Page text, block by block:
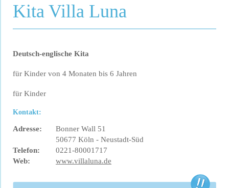
Kita Villa Luna
Deutsch-englische Kita
für Kinder von 4 Monaten bis 6 Jahren
für Kinder
Kontakt:
Adresse:
Bonner Wall 51
50677 Köln - Neustadt-Süd
Telefon:
0221-80001717
Web:
www.villaluna.de